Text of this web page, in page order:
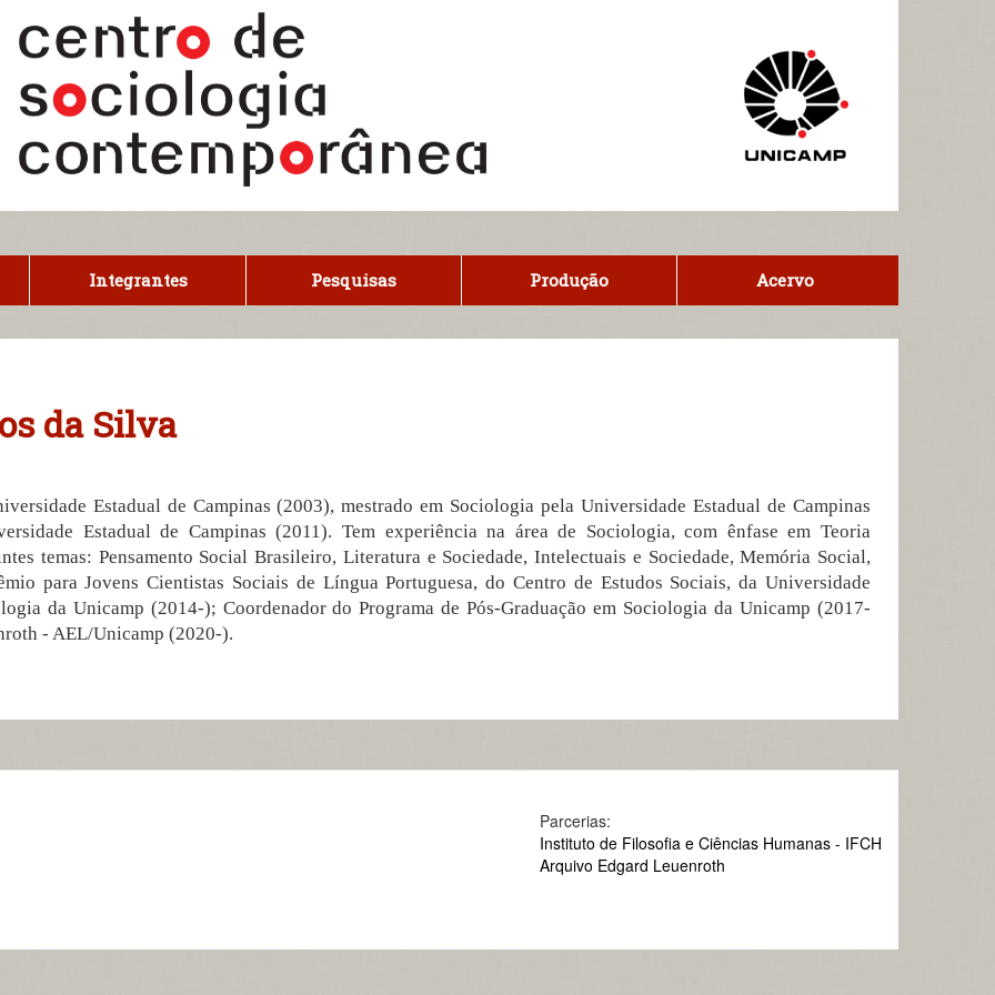
Integrantes Pesquisas Produção Acervo
da Silva
Estadual de Campinas (2003), mestrado em Sociologia pela Universidade Estadual de Campinas
Estadual de Campinas (2011). Tem experiência na área de Sociologia, com ênfase em Teoria
temas: Pensamento Social Brasileiro, Literatura e Sociedade, Intelectuais e Sociedade, Memória Social,
para Jovens Cientistas Sociais de Língua Portuguesa, do Centro de Estudos Sociais, da Universidade
da Unicamp (2014-); Coordenador do Programa de Pós-Graduação em Sociologia da Unicamp (2017-
- AEL/Unicamp (2020-).
Parcerias:
Instituto de Filosofia e Ciências Humanas - IFCH
Arquivo Edgard Leuenroth